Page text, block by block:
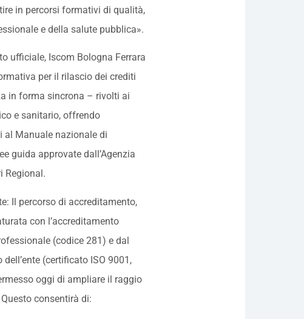
in percorsi formativi di qualità,
e della salute pubblica».
ufficiale, Iscom Bologna Ferrara
per il rilascio dei crediti
in forma sincrona – rivolti ai
e sanitario, offrendo
Manuale nazionale di
guida approvate dall’Agenzia
Regional.
Il percorso di accreditamento,
con l’accreditamento
(codice 281) e dal
(certificato ISO 9001,
oggi di ampliare il raggio
consentirà di: